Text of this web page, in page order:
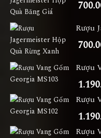
Rượu
Rượu
Rượu
Rượu